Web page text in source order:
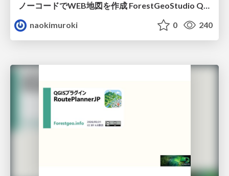
ノーコードでWEB地図を作成 ForestGeoStudio QGISプラグイン
naokimuroki
0 240